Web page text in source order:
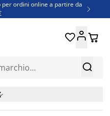
ordini online a partire da

articoli fino al 70%
rimborso più adatto a te

 